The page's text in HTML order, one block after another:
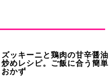
ズッキーニと鶏肉の甘辛醤油
炒めレシピ。ご飯に合う簡単
おかず